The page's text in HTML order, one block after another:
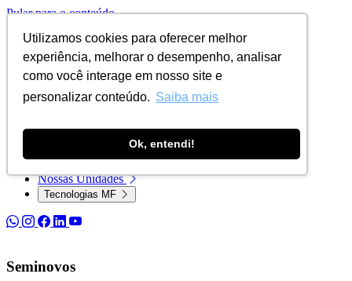
Utilizamos cookies para oferecer melhor
experiência, melhorar o desempenho, analisar
como você interage em nosso site e
personalizar conteúdo. Saiba mais
Ok, entendi!
Pular para o conteúdo
Menu
Produtos
Nossas Unidades
Tecnologias MF
Seminovos